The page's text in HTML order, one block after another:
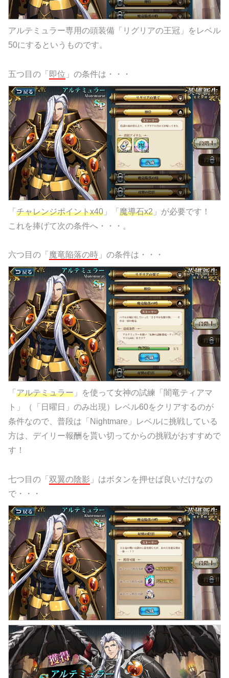
アルテミュラー専用の頭装備「リグリアの王冠」をレベル
50にするというものです。
五つ目の「 即位 」の条件は・・・
「 チャレンジポイントx40 」「 魔導石x2 」が必要です！
これを捧げて次の条件へ・・・。
六つ目の「 魔竜陥落の時 」の条件は・・・
「 アルテミュラー 」を使って女神の試練「闇竜ティアマ
ト」（「日曜日」のみ出現）レベル60をクリアするのが
条件なので、普段は「Nightmare」レベルに挑戦している
方は、デイリー報酬を貰い切ってからの挑戦がおすすめで
す！
七つ目の「 双翼の陰影 」はボタンを押せば良いだけなの
で・・・